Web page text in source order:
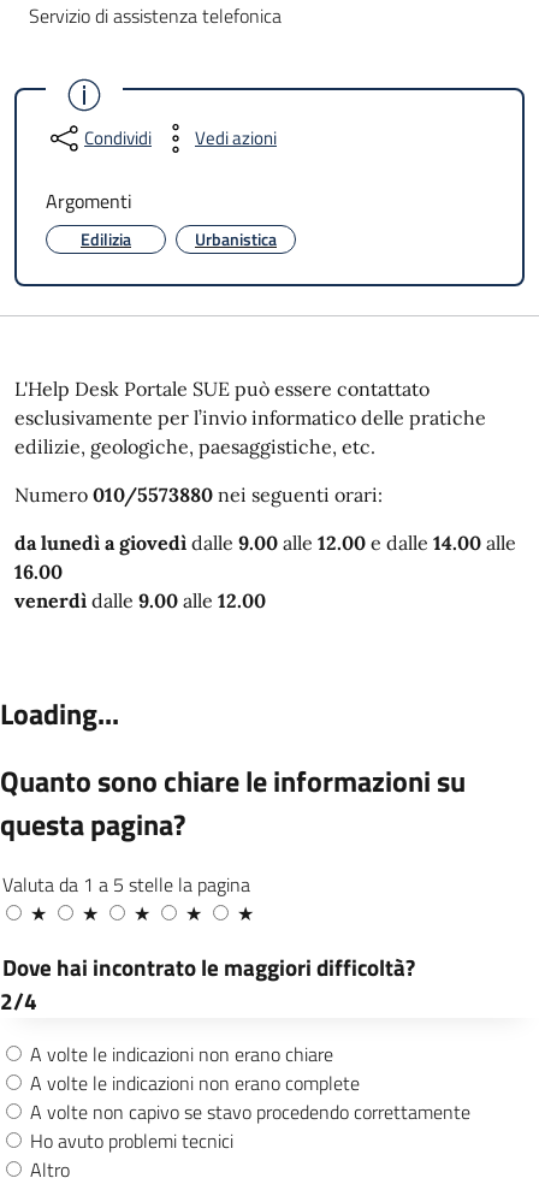
Servizio di assistenza telefonica
Condividi Vedi azioni
Argomenti
Edilizia Urbanistica
L'Help Desk Portale SUE può essere contattato
esclusivamente per l’invio informatico delle pratiche
edilizie, geologiche, paesaggistiche, etc.
Numero 010/5573880 nei seguenti orari:
da lunedì a giovedì dalle 9.00 alle 12.00 e dalle 14.00 alle
16.00
venerdì dalle 9.00 alle 12.00